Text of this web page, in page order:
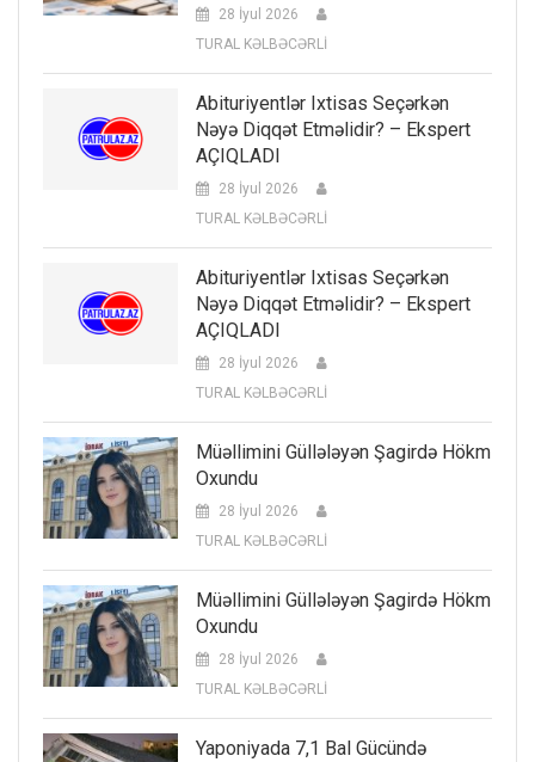
28 İyul 2026
TURAL KƏLBƏCƏRLİ
Abituriyentlər Ixtisas Seçərkən
Nəyə Diqqət Etməlidir? – Ekspert
AÇIQLADI
28 İyul 2026
TURAL KƏLBƏCƏRLİ
Abituriyentlər Ixtisas Seçərkən
Nəyə Diqqət Etməlidir? – Ekspert
AÇIQLADI
28 İyul 2026
TURAL KƏLBƏCƏRLİ
Müəllimini Güllələyən Şagirdə Hökm
Oxundu
28 İyul 2026
TURAL KƏLBƏCƏRLİ
Müəllimini Güllələyən Şagirdə Hökm
Oxundu
28 İyul 2026
TURAL KƏLBƏCƏRLİ
Yaponiyada 7,1 Bal Gücündə